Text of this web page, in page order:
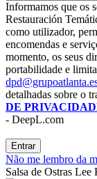
Informamos que os
Restauración
como utilizador,
encomendas e
momento, os seus
portabilidade e
detalhadas sobre o
DE
- DeepL.com
Entrar
Não me lembro da
Salsa de Ostras